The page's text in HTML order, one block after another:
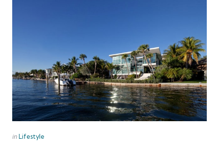
Categories
Posted
inLifestyle